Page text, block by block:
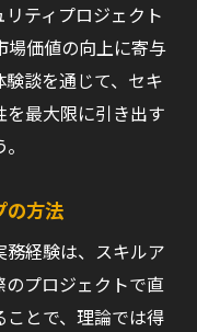
ティプロジェクト
場価値の向上に寄与
談を通じて、セキ
を最大限に引き出す
の方法
経験は、スキルア
のプロジェクトで直
とで、理論では得